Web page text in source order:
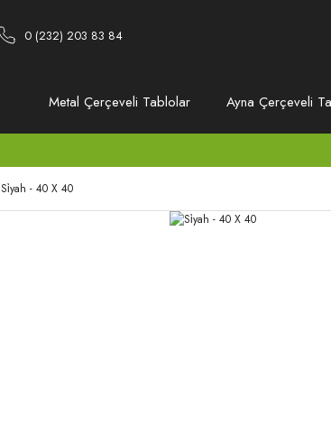
0 (232) 203 83 84
Metal Çerçeveli Tablolar Ayna Çerçeveli
Si̇yah - 40 X 40